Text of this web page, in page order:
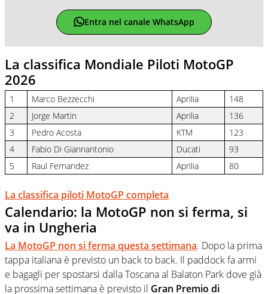
Entra nel canale WhatsApp
La classifica Mondiale Piloti MotoGP
2026
1 Marco Bezzecchi Aprilia
148
2
Jorge Martin Aprilia
136
3
Pedro Acosta KTM
123
4
Fabio Di Giannantonio Ducati
93
5
Raul Fernandez Aprilia 80
La classifica piloti MotoGP completa
Calendario: la MotoGP non si ferma, si
va in Ungheria
La MotoGP non si ferma questa settimana. Dopo la prima
tappa italiana è previsto un back to back. Il paddock fa armi
e bagagli per spostarsi dalla Toscana al Balaton Park dove già
la prossima settimana è previsto il Gran Premio di